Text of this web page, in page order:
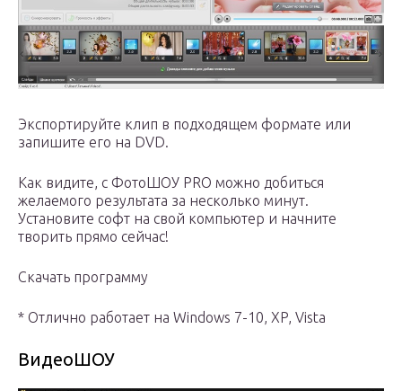
Экспортируйте клип в подходящем формате или
запишите его на DVD.
Как видите, с ФотоШОУ PRO можно добиться
желаемого результата за несколько минут.
Установите софт на свой компьютер и начните
творить прямо сейчас!
Скачать программу
* Отлично работает на Windows 7-10, XP, Vista
ВидеоШОУ